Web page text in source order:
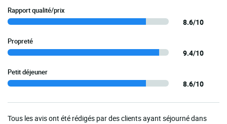
Rapport qualité/prix
8.6/10
Propreté
9.4/10
Petit déjeuner
8.6/10
Tous les avis ont été rédigés par des clients ayant séjourné dans